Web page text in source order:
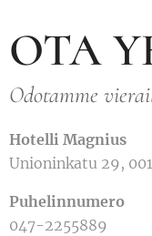
OTA
Odotamme
Hotelli Magnius
Unioninkatu 29,
Puhelinnumero
047-2255889